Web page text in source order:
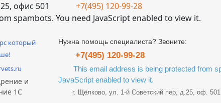
офис 501
+7(495) 120-99-28
spambots. You need JavaScript enabled to view it.
который
и
1С
Нужна помощь специалиста? Звоните:
+7(495) 120-99-28
This email address is being protected from
JavaScript enabled to view it.
г. Щёлково, ул. 1-й Советский пер, д.25, оф. 501